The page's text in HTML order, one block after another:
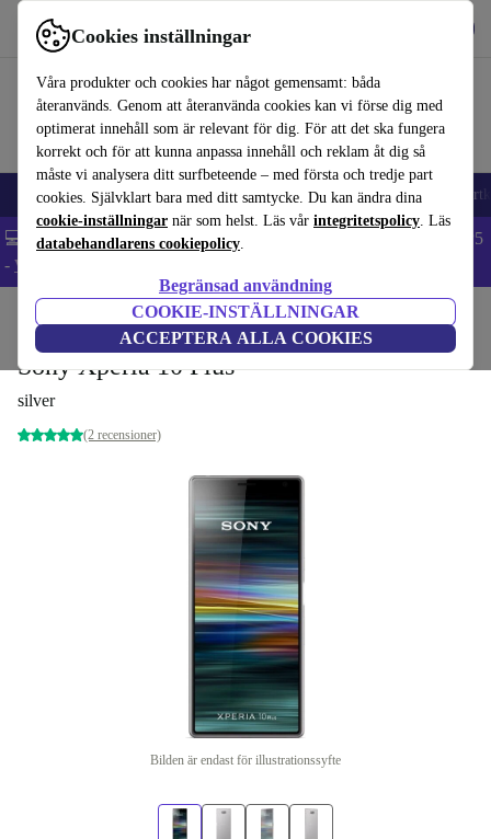
Cookies inställningar
Våra produkter och cookies har något gemensamt: båda
återanvänds. Genom att återanvända cookies kan vi förse dig med
optimerat innehåll som är relevant för dig. För att det ska fungera
korrekt och för att kunna anpassa innehåll och reklam åt dig så
måste vi analysera ditt surfbeteende – med första och tredje part
cookies. Självklart bara med ditt samtycke. Du kan ändra dina
cookie-inställningar när som helst. Läs vår integritetspolicy. Läs
databehandlarens cookiepolicy.
Begränsad användning
COOKIE-INSTÄLLNINGAR
ACCEPTERA ALLA COOKIES
Använd refurbed snabbt och enkelt
🎒 Back to school Mobiltelefoner Bärbara datorer Surfplattor
💻 Extra 5% rabatt på alla MacBooks och laptops - Code: LAPTOP5
- Villkor
Mobiltelefoner & Smartphones Sony mobiltelefoner
Sony Xperia 10 Plus
silver
(2 recensioner)
Bilden är endast för illustrationssyfte